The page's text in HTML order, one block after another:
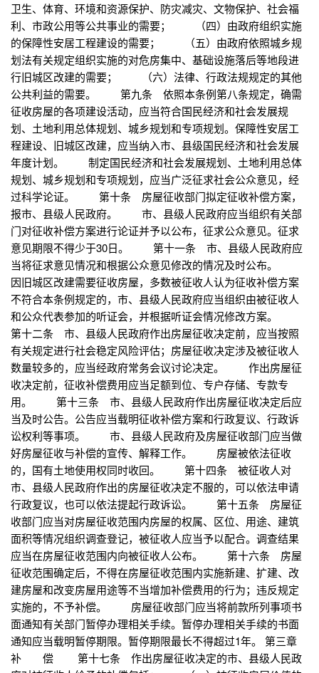
卫生、体育、环境和资源保护、防灾减灾、文物保护、社会福
利、市政公用等公共事业的需要； （四）由政府组织实施
的保障性安居工程建设的需要； （五）由政府依照城乡规
划法有关规定组织实施的对危房集中、基础设施落后等地段进
行旧城区改建的需要； （六）法律、行政法规规定的其他
公共利益的需要。 第九条 依照本条例第八条规定，确需
征收房屋的各项建设活动，应当符合国民经济和社会发展规
划、土地利用总体规划、城乡规划和专项规划。保障性安居工
程建设、旧城区改建，应当纳入市、县级国民经济和社会发展
年度计划。 制定国民经济和社会发展规划、土地利用总体
规划、城乡规划和专项规划，应当广泛征求社会公众意见，经
过科学论证。 第十条 房屋征收部门拟定征收补偿方案，
报市、县级人民政府。 市、县级人民政府应当组织有关部
门对征收补偿方案进行论证并予以公布，征求公众意见。征求
意见期限不得少于30日。 第十一条 市、县级人民政府应
当将征求意见情况和根据公众意见修改的情况及时公布。
因旧城区改建需要征收房屋，多数被征收人认为征收补偿方案
不符合本条例规定的，市、县级人民政府应当组织由被征收人
和公众代表参加的听证会，并根据听证会情况修改方案。
第十二条 市、县级人民政府作出房屋征收决定前，应当按照
有关规定进行社会稳定风险评估；房屋征收决定涉及被征收人
数量较多的，应当经政府常务会议讨论决定。 作出房屋征
收决定前，征收补偿费用应当足额到位、专户存储、专款专
用。 第十三条 市、县级人民政府作出房屋征收决定后应
当及时公告。公告应当载明征收补偿方案和行政复议、行政诉
讼权利等事项。 市、县级人民政府及房屋征收部门应当做
好房屋征收与补偿的宣传、解释工作。 房屋被依法征收
的，国有土地使用权同时收回。 第十四条 被征收人对
市、县级人民政府作出的房屋征收决定不服的，可以依法申请
行政复议，也可以依法提起行政诉讼。 第十五条 房屋征
收部门应当对房屋征收范围内房屋的权属、区位、用途、建筑
面积等情况组织调查登记，被征收人应当予以配合。调查结果
应当在房屋征收范围内向被征收人公布。 第十六条 房屋
征收范围确定后，不得在房屋征收范围内实施新建、扩建、改
建房屋和改变房屋用途等不当增加补偿费用的行为；违反规定
实施的，不予补偿。 房屋征收部门应当将前款所列事项书
面通知有关部门暂停办理相关手续。暂停办理相关手续的书面
通知应当载明暂停期限。暂停期限最长不得超过1年。 第三章
补 偿 第十七条 作出房屋征收决定的市、县级人民政